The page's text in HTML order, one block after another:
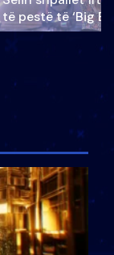
të pestë të ‘Big